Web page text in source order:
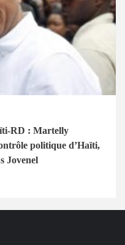
RD : Martelly
politique d’Haïti,
Jovenel